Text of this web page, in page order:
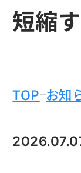
短縮
TOP お知